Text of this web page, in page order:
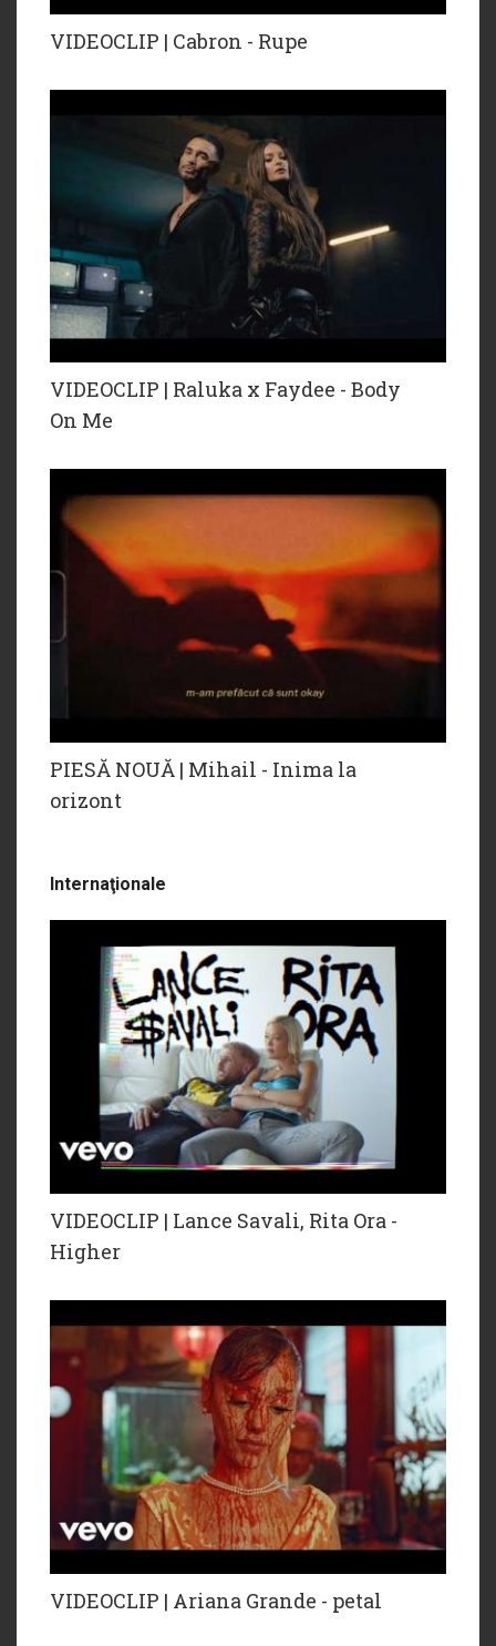
VIDEOCLIP | Cabron - Rupe
VIDEOCLIP | Raluka x Faydee - Body
On Me
PIESĂ NOUĂ | Mihail - Inima la
orizont
Internaţionale
VIDEOCLIP | Lance Savali, Rita Ora -
Higher
VIDEOCLIP | Ariana Grande - petal